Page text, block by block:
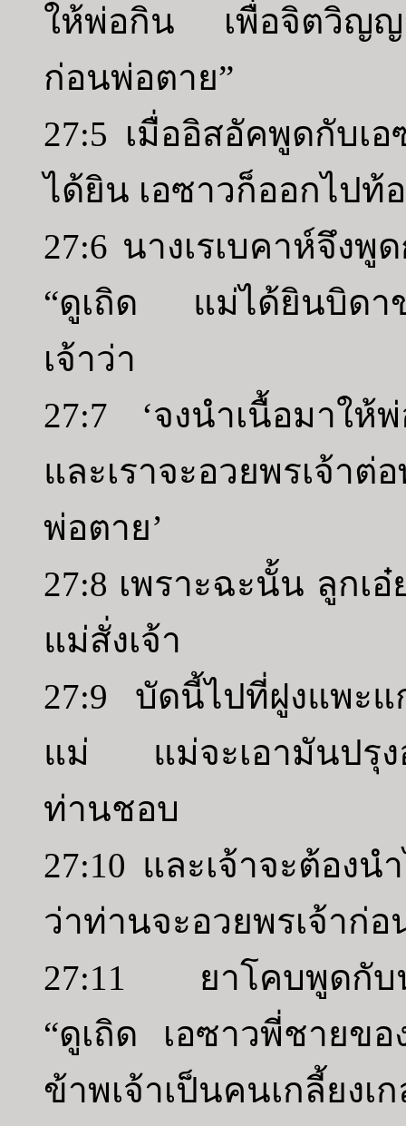
ให้พ่อกิน เพื่อจิตวิญญ
ก่อนพ่อตาย”
27:5 เมื่ออิสอัคพูดกับเ
ได้ยิน เอซาวก็ออกไปท้
27:6 นางเรเบคาห์จึง
“ดูเถิด แม่ได้ยินบิดาข
เจ้าว่า
27:7 ‘จงนำเนื้อมาให้
และเราจะอวยพรเจ้าต่
พ่อตาย’
27:8 เพราะฉะนั้น ลูกเ
แม่สั่งเจ้า
27:9 บัดนี้ไปที่ฝูงแพะ
แม่ แม่จะเอามันปรุงอ
ท่านชอบ
27:10 และเจ้าจะต้องน
ว่าท่านจะอวยพรเจ้าก่
27:11 ยาโคบพูดกับน
“ดูเถิด เอซาวพี่ชายข
ข้าพเจ้าเป็นคนเกลี้ยงเ